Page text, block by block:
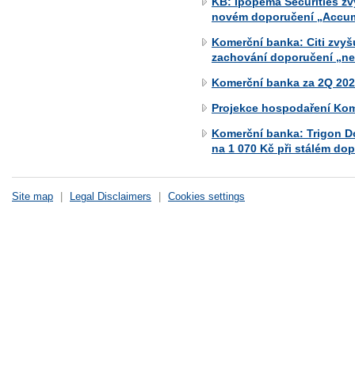
novém doporučení
Komerční banka: Citi
zachování doporučení
Komerční banka za 2Q
Projekce hospodaření
Komerční banka: Trigon
na 1 070 Kč při stálém
Site map Legal Disclaimers Cookies settings